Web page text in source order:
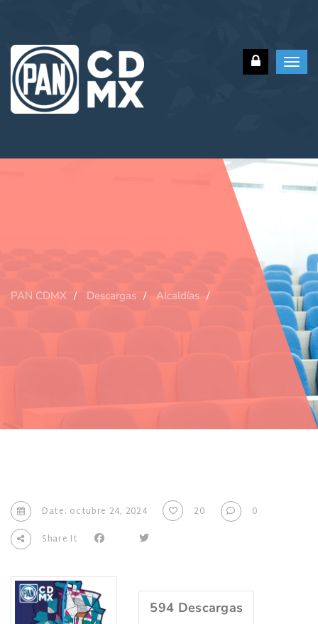
PAN CDMX Descargas Alcaldías
Date: octubre 24, 2024 20
0
Share It
594 Descargas